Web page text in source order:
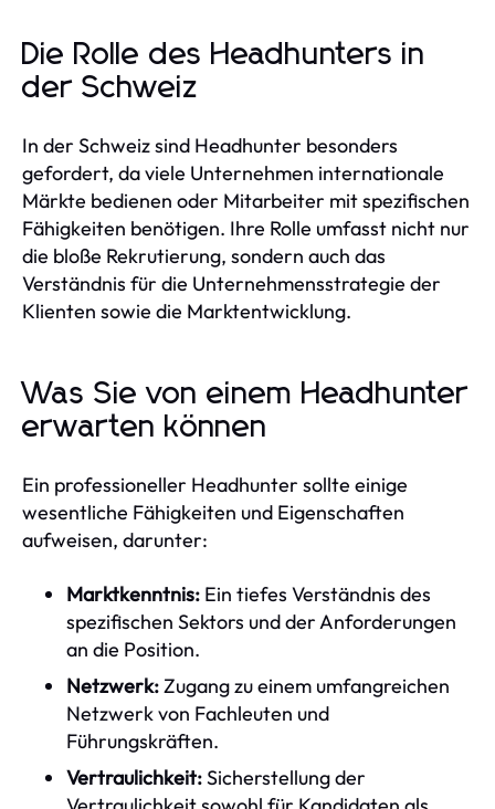
Die Rolle des Headhunters in
der Schweiz
In der Schweiz sind Headhunter besonders
gefordert, da viele Unternehmen internationale
Märkte bedienen oder Mitarbeiter mit spezifischen
Fähigkeiten benötigen. Ihre Rolle umfasst nicht nur
die bloße Rekrutierung, sondern auch das
Verständnis für die Unternehmensstrategie der
Klienten sowie die Marktentwicklung.
Was Sie von einem Headhunter
erwarten können
Ein professioneller Headhunter sollte einige
wesentliche Fähigkeiten und Eigenschaften
aufweisen, darunter:
Marktkenntnis: Ein tiefes Verständnis des
spezifischen Sektors und der Anforderungen
an die Position.
Netzwerk:Zugang zu einem umfangreichen
Netzwerk von Fachleuten und
Führungskräften.
Vertraulichkeit:Sicherstellung der